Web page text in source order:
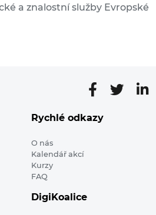
a znalostní služby Evropské
Rychlé odkazy
O nás
Kalendář akcí
Kurzy
FAQ
DigiKoalice